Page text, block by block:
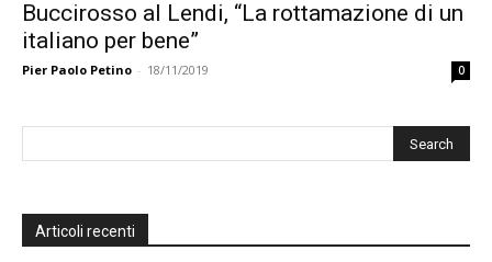
Buccirosso al Lendi, “La rottamazione di un
italiano per bene”
Pier Paolo Petino - 18/11/2019 0
Articoli recenti